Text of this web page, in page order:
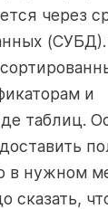
через
и
таблиц.
нужном
сказать,